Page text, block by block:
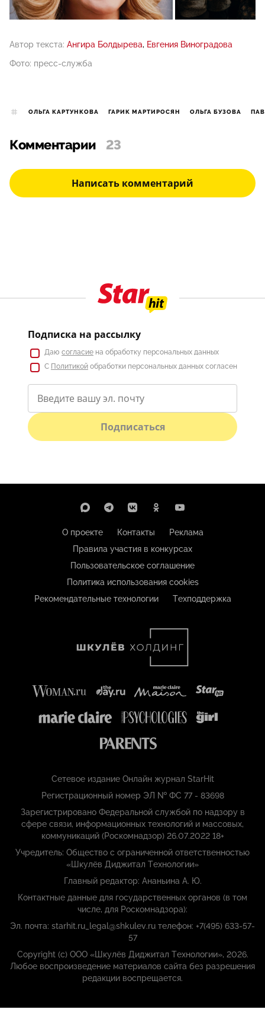
Автор текста: Ангира Болдырева
Евгения Виноградова
Фото: пресс-служба
ОЛЬГА КАРТУНКОВА ГАРИК МАРТИРОСЯН ОЛЬГА БУЗОВА
Комментарии 23
Написать комментарий
Подписка на рассылку
Даю согласие на обработку персональных данных
С Политикой обработки персональных данных согласен
Подписаться
О проекте Контакты
Реклама
Правила участия в конкурсах
Пользовательское соглашение
Политика использования cookies
Рекомендательные технологии
Техподдержка
Сетевое издание Онлайн журнал StarHit
Регистрационный номер ЭЛ № ФС 77 - 83698
Зарегистрировано Федеральной службой по надзору в
сфере связи, информационных технологий и массовых,
коммуникаций (Роскомнадзор) 26.07.2022 18+
Учредитель: Общество с ограниченной ответственностью
«Шкулёв Диджитал Технологии»
Главный редактор: Ананьина А. Ю.
Контактные данные для государственных органов (в том
числе, для Роскомнадзора):
Эл. почта: starhit.ru_legal@shkulev.ru телефон: +7(495) 633-57-
57
Copyright (с) ООО «Шкулёв Диджитал Технологии», 2026.
Любое воспроизведение материалов сайта без разрешения
редакции воспрещается.